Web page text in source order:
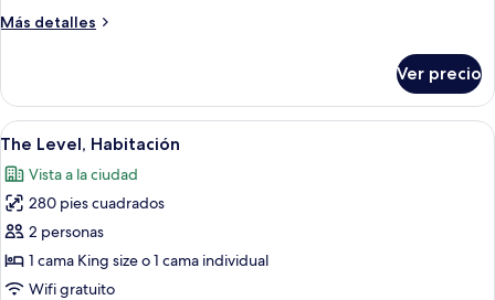
Más detalles
Más
Premium
Ver precio
Abrir
todas
las
fotos
de
The
Level,
Una habitación de hotel con una
4
The Level, Habitación
Vista a la ciudad
280 pies cuadrados
2 personas
1 cama King size o 1 cama individual
Wifi gratuito